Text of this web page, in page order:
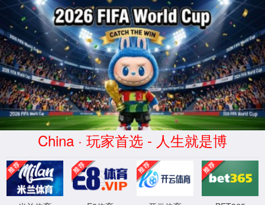
拉斯维加斯(Macau)股份有限公
司-Official website